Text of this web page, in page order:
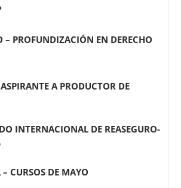
– PROFUNDIZACIÓN EN DERECHO
A PRODUCTOR DE
INTERNACIONAL DE REASEGURO-
CURSOS DE MAYO